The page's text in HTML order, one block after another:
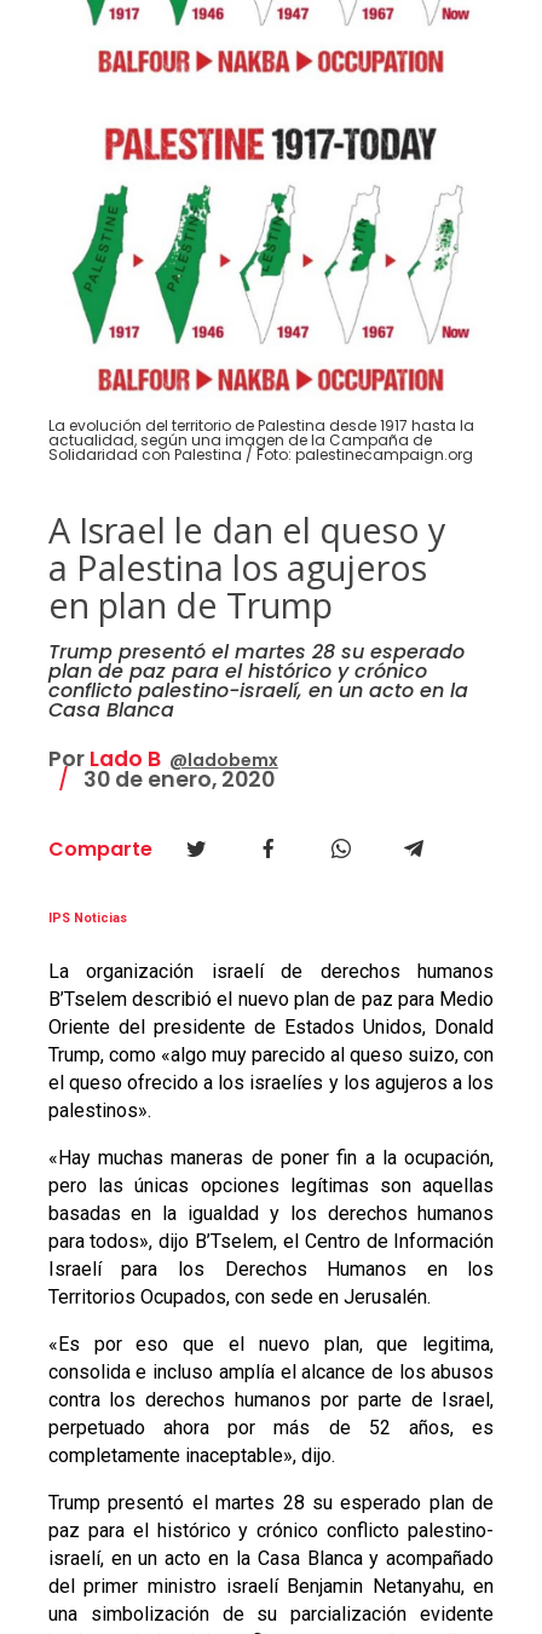
La evolución del territorio de Palestina desde 1917 hasta la
actualidad, según una imagen de la Campaña de
Solidaridad con Palestina / Foto: palestinecampaign.org
A Israel le dan el queso y
a Palestina los agujeros
en plan de Trump
Trump presentó el martes 28 su esperado
plan de paz para el histórico y crónico
conflicto palestino-israelí, en un acto en la
Casa Blanca
Por Lado B @ladobemx
30 de enero, 2020
Comparte
IPS Noticias
La organización israelí de derechos humanos
B’Tselem describió el nuevo plan de paz para Medio
Oriente del presidente de Estados Unidos, Donald
Trump, como «algo muy parecido al queso suizo, con
el queso ofrecido a los israelíes y los agujeros a los
palestinos».
«Hay muchas maneras de poner fin a la ocupación,
pero las únicas opciones legítimas son aquellas
basadas en la igualdad y los derechos humanos
para todos», dijo B’Tselem, el Centro de Información
Israelí para los Derechos Humanos en los
Territorios Ocupados, con sede en Jerusalén.
«Es por eso que el nuevo plan, que legitima,
consolida e incluso amplía el alcance de los abusos
contra los derechos humanos por parte de Israel,
perpetuado ahora por más de 52 años, es
completamente inaceptable», dijo.
Trump presentó el martes 28 su esperado plan de
paz para el histórico y crónico conflicto palestino-
israelí, en un acto en la Casa Blanca y acompañado
del primer ministro israelí Benjamin Netanyahu, en
una simbolización de su parcialización evidente